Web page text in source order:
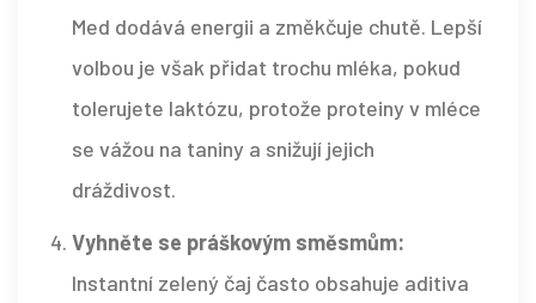
Med dodává energii a změkčuje chutě. Lepší
volbou je však přidat trochu mléka, pokud
tolerujete laktózu, protože proteiny v mléce
se vážou na taniny a snižují jejich
dráždivost.
Vyhněte se práškovým směsmům:
Instantní zelený čaj často obsahuje aditiva